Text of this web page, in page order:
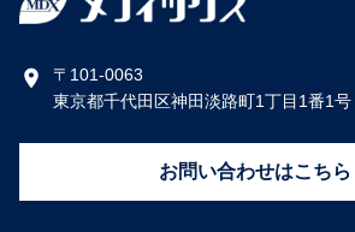
〒101-0063
東京都千代田区神田淡路町1丁目1番1号
お問い合わせはこちら